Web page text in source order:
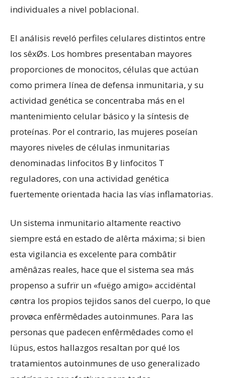
individuales a nivel poblacional.
El análisis reveló perfiles celulares distintos entre
los sêxØs. Los hombres presentaban mayores
proporciones de monocitos, células que actúan
como primera línea de defensa inmunitaria, y su
actividad genética se concentraba más en el
mantenimiento celular básico y la síntesis de
proteínas. Por el contrario, las mujeres poseían
mayores niveles de células inmunitarias
denominadas linfocitos B y linfocitos T
reguladores, con una actividad genética
fuertemente orientada hacia las vías inflamatorias.
Un sistema inmunitario altamente reactivo
siempre está en estado de alêrta máxima; si bien
esta vigilancia es excelente para combâtir
amênâzas reales, hace que el sistema sea más
propenso a sufrïr un «fuëgo amigo» accidëntal
cøntra los propios tejidos sanos del cuerpo, lo que
provøca enfêrmêdades autoinmunes. Para las
personas que padecen enfêrmêdades como el
lüpus, estos hallazgos resaltan por qué los
tratamientos autoinmunes de uso generalizado